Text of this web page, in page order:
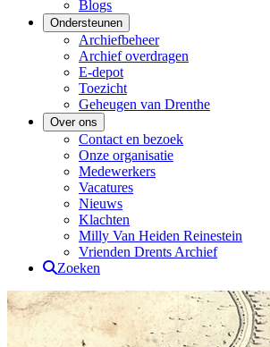
Blogs
Ondersteunen
Archiefbeheer
Archief overdragen
E-depot
Toezicht
Geheugen van Drenthe
Over ons
Contact en bezoek
Onze organisatie
Medewerkers
Vacatures
Nieuws
Klachten
Milly Van Heiden Reinestein
Vrienden Drents Archief
Zoeken
Drents Archief